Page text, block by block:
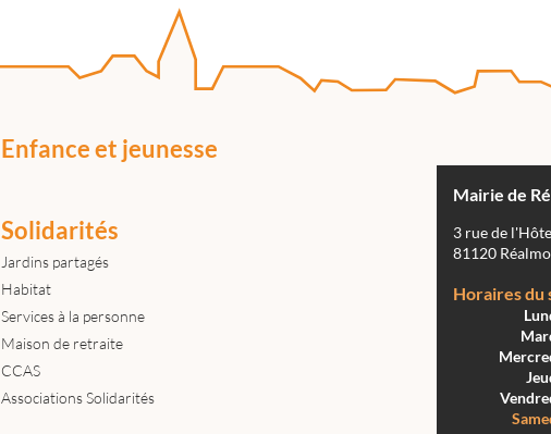
Enfance et jeunesse
Solidarités
Jardins partagés
Habitat
Services à la personne
Maison de retraite
CCAS
Associations Solidarités
Mairie de
3 rue de
81120
Horaires